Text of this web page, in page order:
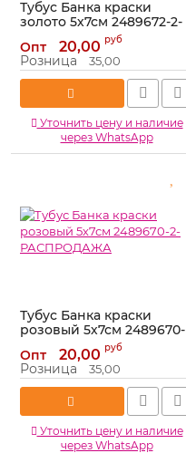
Тубус Банка краски
золото 5х7см 2489672-2-
РАСПРОДАЖА
Артикул: 2489672-2-
РАСПРОДАЖА
Опт 20,00 руб
Розница 35,00
Уточнить цену и наличие
через WhatsApp
Тубус Банка краски
розовый 5х7см 2489670-
2-РАСПРОДАЖА
Артикул: 2489670-2-
РАСПРОДАЖА
Опт 20,00 руб
Розница 35,00
Уточнить цену и наличие
через WhatsApp